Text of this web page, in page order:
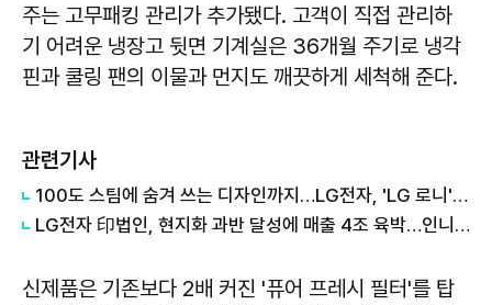
주는 고무패킹 관리가 추가됐다. 고객이 직접 관리하
기 어려운 냉장고 뒷면 기계실은 36개월 주기로 냉각
핀과 쿨링 팬의 이물과 먼지도 깨끗하게 세척해 준다.
관련기사
100도 스팀에 숨겨 쓰는 디자인까지…LG전자, 'LG 로니' 체험존 운영
LG전자 印법인, 현지화 과반 달성에 매출 4조 육박…인니·사우디 등 수출 눈앞
신제품은 기존보다 2배 커진 '퓨어 프레시 필터'를 탑